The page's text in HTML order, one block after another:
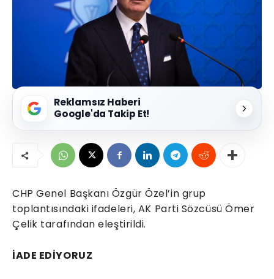
Reklamsız Haberi
Google'da Takip Et!
CHP Genel Başkanı Özgür Özel’in grup
toplantısındaki ifadeleri, AK Parti Sözcüsü Ömer
Çelik tarafından eleştirildi.
İADE EDİYORUZ